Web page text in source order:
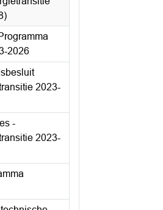
2026
2023-
-
2023-